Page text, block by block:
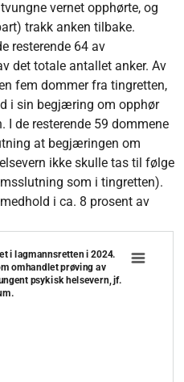
vernet opphørte, og
trakk anken tilbake.
resterende 64 av
det totale antallet anker. Av
fem dommer fra tingretten,
i sin begjæring om opphør
I de resterende 59 dommene
at begjæringen om
ikke skulle tas til følge
som i tingretten).
i ca. 8 prosent av
behandlet i
i lagmannsretten i 2024.
omhandlet prøving av
psykisk helsevern, jf.